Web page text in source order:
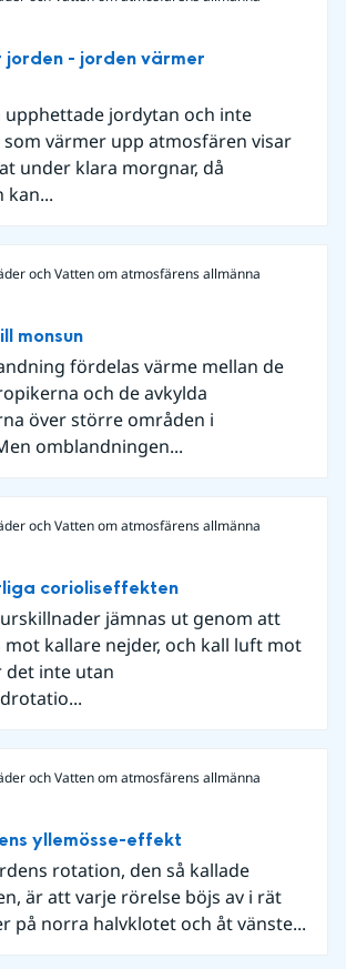
jorden - jorden värmer
upphettade jordytan och inte
värmer upp atmosfären visar
under klara morgnar, då
kan...
och Vatten om atmosfärens allmänna
monsun
fördelas värme mellan de
och de avkylda
över större områden i
omblandningen...
och Vatten om atmosfärens allmänna
corioliseffekten
jämnas ut genom att
kallare nejder, och kall luft mot
det inte utan
och Vatten om atmosfärens allmänna
yllemösse-effekt
rotation, den så kallade
är att varje rörelse böjs av i rät
på norra halvklotet och åt vänste...